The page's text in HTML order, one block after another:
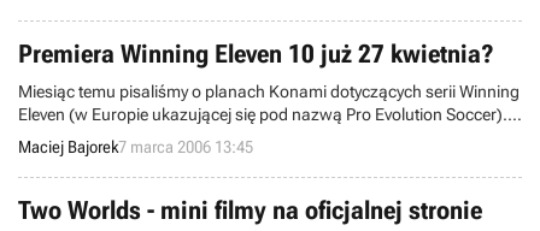
wywnioskować, iż debiut wspomnianej platformy przesunie się na
późniejszy termin.
Premiera Winning Eleven 10 już 27 kwietnia?
Miesiąc temu pisaliśmy o planach Konami dotyczących serii Winning
Eleven (w Europie ukazującej się pod nazwą Pro Evolution Soccer).
Zwróciliśmy uwagę, iż specjalna edycja WE 9: Liveware Evolution
została wycofana z oferty internetowych sklepów. Dziś wiemy więcej
- LE na pewno nie pojawi się w sprzedaży. Na to miejsce
przygotowywana jest nowa, jubileuszowa wersja Winning Eleven,
Maciej Bajorek7 marca 2006 13:45
Two Worlds - mini filmy na oficjalnej stronie